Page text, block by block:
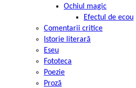
Ochiul magic
Efectul de ecou
Comentarii critice
Istorie literară
Eseu
Fototeca
Poezie
Proză